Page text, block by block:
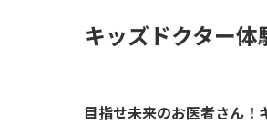
キッズドクター体
目指せ未来のお医者さん！